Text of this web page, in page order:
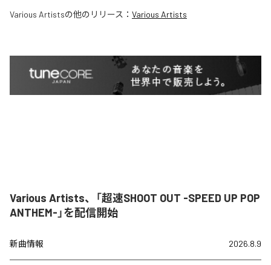
Various Artistsの他のリリース： Various Artists
Various Artists、「超速SHOOT OUT -SPEED UP POP
ANTHEM-」を配信開始
新曲情報 2026.8.9